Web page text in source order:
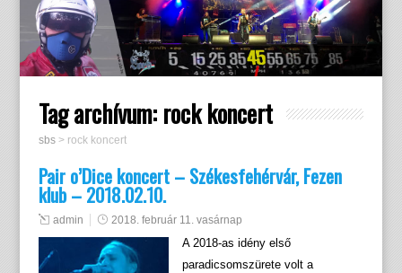
Tag archívum: rock koncert
sbs> rock koncert
Pair o’Dice koncert – Székesfehérvár, Fezen
klub – 2018.02.10.
admin 2018. február 11. vasárnap
A 2018-as idény első
paradicsomszürete volt a